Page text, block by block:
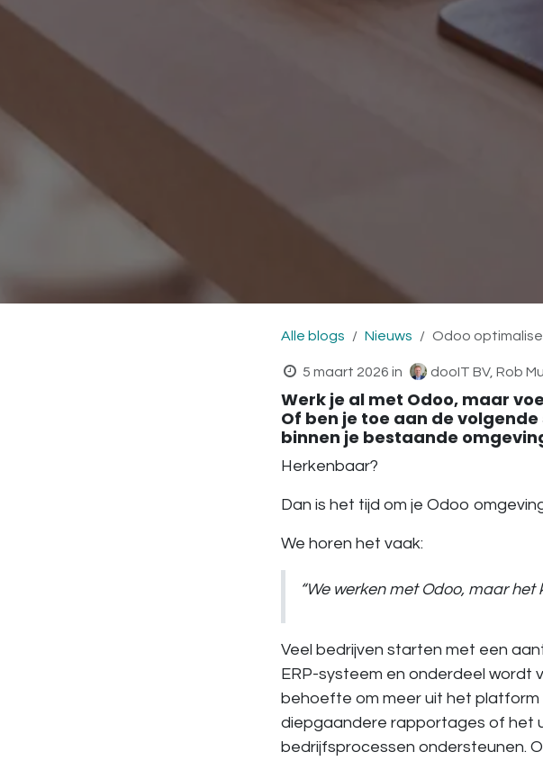
Alle blogs Nieuws Odoo
5 maart 2026 in dooIT BV, Rob
Werk je al met Odoo, maar
Of ben je toe aan de
binnen je bestaande
Herkenbaar?
Dan is het tijd om je Odoo
We horen het vaak:
“We werken met Odoo, maar het
Veel bedrijven starten met een
ERP-systeem en onderdeel wordt
behoefte om meer uit het platform
diepgaandere rapportages of het
bedrijfsprocessen ondersteunen.